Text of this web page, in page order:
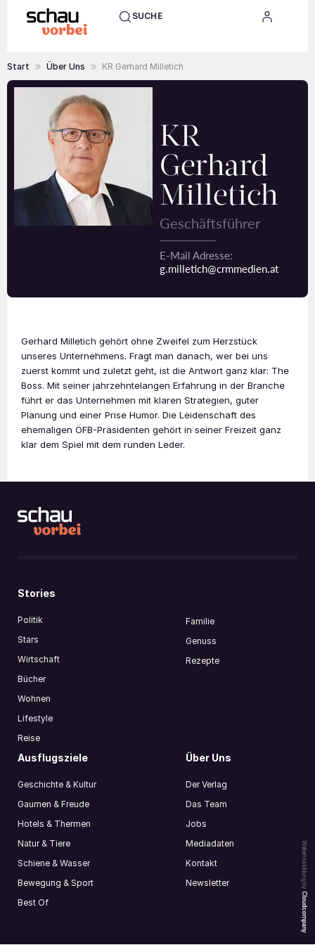
SUCHE
Start Über Uns KR Gerhard Milletich
KR
Gerhard
Milletich
Geschäftsführer
E-Mail Adresse:
g.milletich@crmmedien.at
Gerhard Milletich gehört ohne Zweifel zum Herzstück
unseres Unternehmens. Fragt man danach, wer bei uns
zuerst kommt und zuletzt geht, ist die Antwort ganz klar: The
Boss. Mit seiner jahrzehntelangen Erfahrung in der Branche
führt er das Unternehmen mit klaren Strategien, guter
Planung und einer Prise Humor. Die Leidenschaft des
ehemaligen ÖFB-Präsidenten gehört in seiner Freizeit ganz
klar dem Spiel mit dem runden Leder.
Webentwicklung by
Cloudcompany
Stories
Politik
Stars
Wirtschaft
Bücher
Wohnen
Lifestyle
Reise
Familie
Genuss
Rezepte
Ausflugsziele
Geschichte & Kultur
Gaumen & Freude
Hotels & Thermen
Natur & Tiere
Schiene & Wasser
Bewegung & Sport
Best Of
Über Uns
Der Verlag
Das Team
Jobs
Mediadaten
Kontakt
Newsletter